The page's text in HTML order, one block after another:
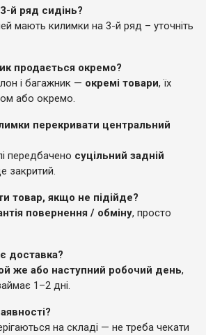
й ряд сидінь?
мають килимки на 3-й ряд – уточніть
продається окремо?
і багажник — окремі товари, їх
або окремо.
перекривати центральний
передбачено суцільний задній
закритий.
товар, якщо не підійде?
повернення / обміну, просто
доставка?
же або наступний робочий день,
1–2 дні.
на складі — не треба чекати